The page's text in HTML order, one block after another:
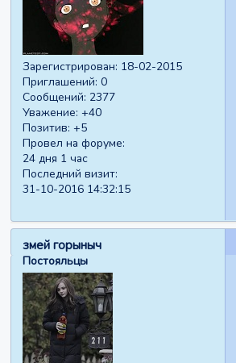
Зарегистрирован: 18-02-2015
Приглашений: 0
Сообщений: 2377
Уважение: +40
Позитив: +5
Провел на форуме:
24 дня 1 час
Последний визит:
31-10-2016 14:32:15
змей горыныч
Постояльцы